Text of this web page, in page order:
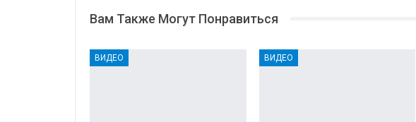
Вам Также Могут Понравиться
ВИДЕО ВИДЕО